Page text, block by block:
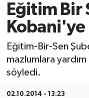
Eğitim Bir
Eğitim-Bir-Sen
mazlumlara
söyledi.
02.10.2014 - 13:23
Gündem
Kültür
Magazin
Tüm Manşetler
Son Dakika
Haber Arşivi